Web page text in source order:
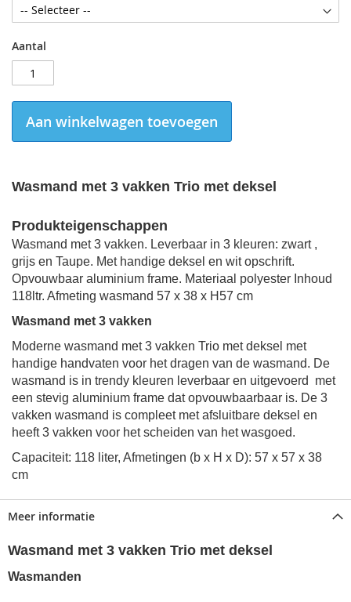
Aantal
Aan winkelwagen toevoegen
Wasmand met 3 vakken Trio met deksel
Produkteigenschappen
Wasmand met 3 vakken. Leverbaar in 3 kleuren: zwart ,
grijs en Taupe. Met handige deksel en wit opschrift.
Opvouwbaar aluminium frame. Materiaal polyester Inhoud
118ltr. Afmeting wasmand 57 x 38 x H57 cm
Wasmand met 3 vakken
Moderne wasmand met 3 vakken Trio met deksel met
handige handvaten voor het dragen van de wasmand. De
wasmand is in trendy kleuren leverbaar en uitgevoerd met
een stevig aluminium frame dat opvouwbaarbaar is. De 3
vakken wasmand is compleet met afsluitbare deksel en
heeft 3 vakken voor het scheiden van het wasgoed.
Capaciteit: 118 liter, Afmetingen (b x H x D): 57 x 57 x 38
cm
Meer informatie
Wasmand met 3 vakken Trio met deksel
Wasmanden